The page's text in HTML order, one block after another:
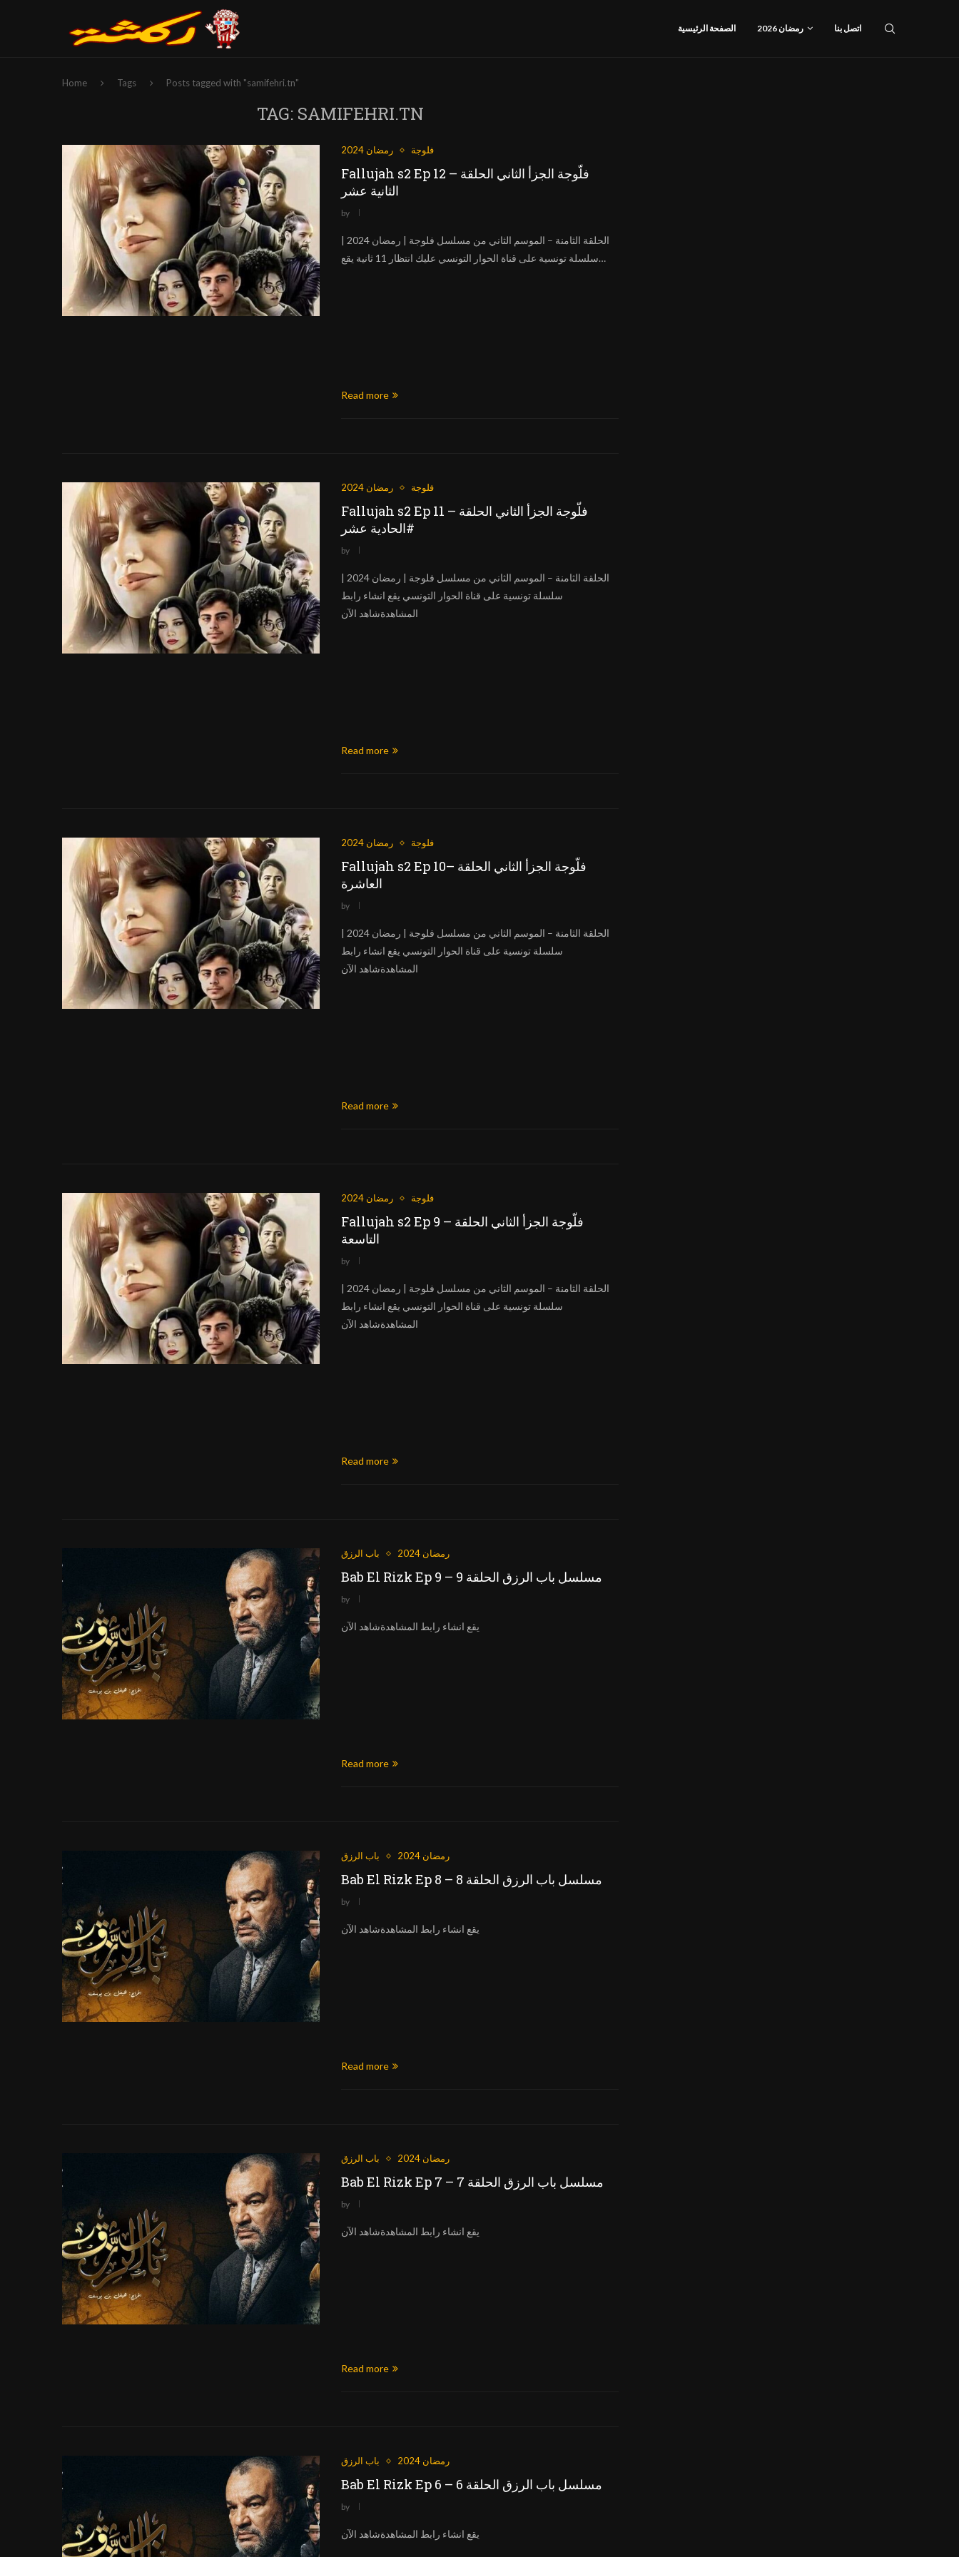
الصفحة الرئيسية رمضان 2026 اتصل بنا
Home Tags Posts tagged with "samifehri.tn"
TAG: SAMIFEHRI.TN
رمضان 2024 فلوجة
Fallujah s2 Ep 12 – فلّوجة الجزأ الثاني الحلقة
الثانية عشر
by
الحلقة الثامنة – الموسم الثاني من مسلسل فلوجة | رمضان 2024 |
سلسلة تونسية على قناة الحوار التونسي عليك انتظار 11 ثانية يقع…
Read more
رمضان 2024 فلوجة
Fallujah s2 Ep 11 – فلّوجة الجزأ الثاني الحلقة
الحادية عشر#
by
الحلقة الثامنة – الموسم الثاني من مسلسل فلوجة | رمضان 2024 |
سلسلة تونسية على قناة الحوار التونسي يقع انشاء رابط
المشاهدةشاهد الآن
Read more
رمضان 2024 فلوجة
Fallujah s2 Ep 10– فلّوجة الجزأ الثاني الحلقة
العاشرة
by
الحلقة الثامنة – الموسم الثاني من مسلسل فلوجة | رمضان 2024 |
سلسلة تونسية على قناة الحوار التونسي يقع انشاء رابط
المشاهدةشاهد الآن
Read more
رمضان 2024 فلوجة
Fallujah s2 Ep 9 – فلّوجة الجزأ الثاني الحلقة
التاسعة
by
الحلقة الثامنة – الموسم الثاني من مسلسل فلوجة | رمضان 2024 |
سلسلة تونسية على قناة الحوار التونسي يقع انشاء رابط
المشاهدةشاهد الآن
Read more
باب الرزق رمضان 2024
Bab El Rizk Ep 9 – مسلسل باب الرزق الحلقة 9
by
يقع انشاء رابط المشاهدةشاهد الآن
Read more
باب الرزق رمضان 2024
Bab El Rizk Ep 8 – مسلسل باب الرزق الحلقة 8
by
يقع انشاء رابط المشاهدةشاهد الآن
Read more
باب الرزق رمضان 2024
Bab El Rizk Ep 7 – مسلسل باب الرزق الحلقة 7
by
يقع انشاء رابط المشاهدةشاهد الآن
Read more
باب الرزق رمضان 2024
Bab El Rizk Ep 6 – مسلسل باب الرزق الحلقة 6
by
يقع انشاء رابط المشاهدةشاهد الآن